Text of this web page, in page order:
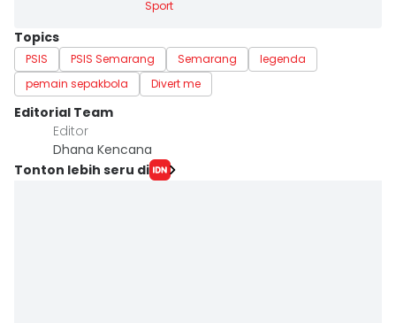
Sport
Topics
PSIS PSIS Semarang Semarang
legenda
pemain sepakbola
Divert me
Editorial Team
Editor
Dhana Kencana
Tonton lebih seru di